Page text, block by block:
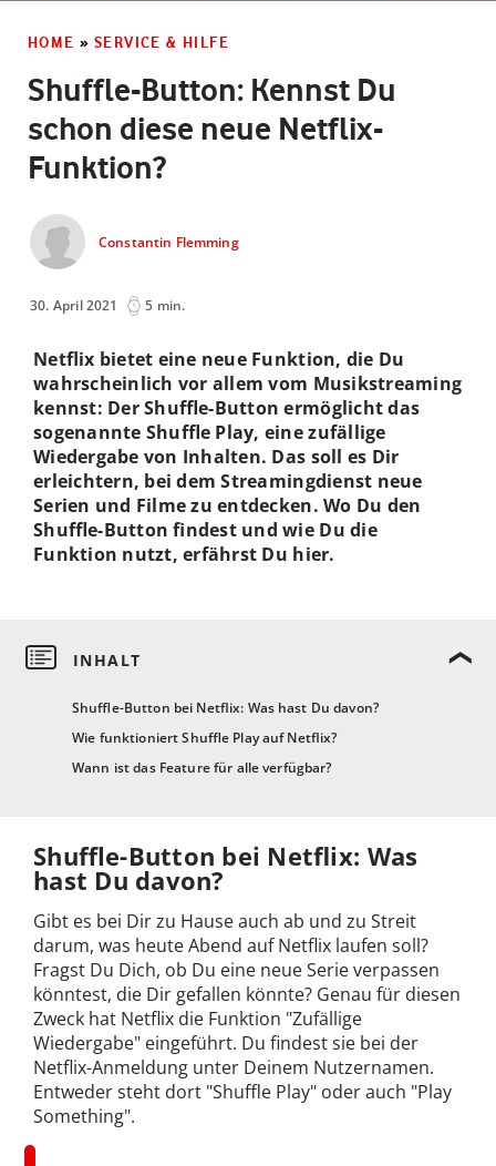
HOME » SERVICE & HILFE
Shuffle-Button: Kennst Du
schon diese neue Netflix-
Funktion?
Constantin Flemming
30. April 2021 5 min.
Shuffle-Button bei Netflix: Was hast Du davon?
Wie funktioniert Shuffle Play auf Netflix?
Wann ist das Feature für alle verfügbar?
Netflix bietet eine neue Funktion, die Du
wahrscheinlich vor allem vom Musikstreaming
kennst: Der Shuffle-Button ermöglicht das
sogenannte Shuffle Play, eine zufällige
Wiedergabe von Inhalten. Das soll es Dir
erleichtern, bei dem Streamingdienst neue
Serien und Filme zu entdecken. Wo Du den
Shuffle-Button findest und wie Du die
Funktion nutzt, erfährst Du hier.
Shuffle-Button bei Netflix: Was
hast Du davon?
Gibt es bei Dir zu Hause auch ab und zu Streit
darum, was heute Abend auf Netflix laufen soll?
Fragst Du Dich, ob Du eine neue Serie verpassen
könntest, die Dir gefallen könnte? Genau für diesen
Zweck hat Netflix die Funktion "Zufällige
Wiedergabe" eingeführt. Du findest sie bei der
Netflix-Anmeldung unter Deinem Nutzernamen.
Entweder steht dort "Shuffle Play" oder auch "Play
Something".